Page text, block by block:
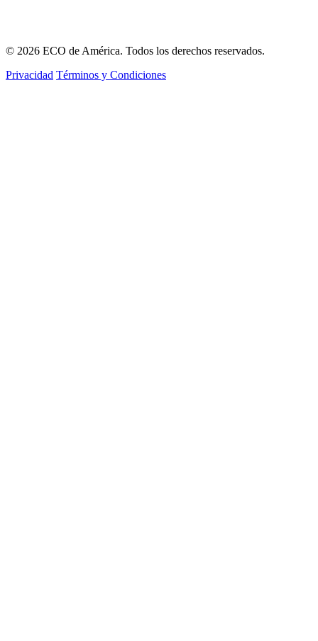
© 2026 ECO de América. Todos los derechos reservados.
Privacidad Términos y Condiciones